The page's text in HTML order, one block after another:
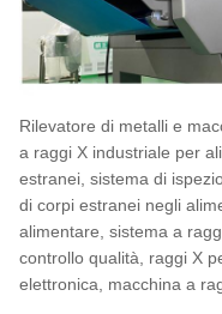
Rilevatore di metalli e
a raggi X industriale per
estranei, sistema di
di corpi estranei negli
alimentare, sistema a
controllo qualità, raggi X
elettronica, macchina a